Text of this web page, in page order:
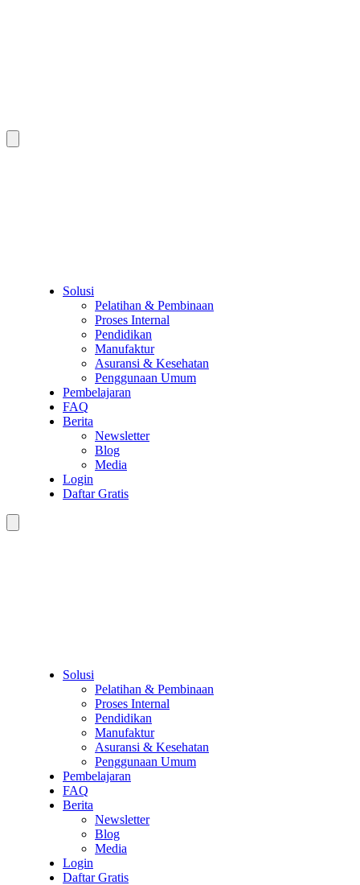
Solusi
Pelatihan & Pembinaan
Proses Internal
Pendidikan
Manufaktur
Asuransi & Kesehatan
Penggunaan Umum
Pembelajaran
FAQ
Berita
Newsletter
Blog
Media
Login
Daftar Gratis
Solusi
Pelatihan & Pembinaan
Proses Internal
Pendidikan
Manufaktur
Asuransi & Kesehatan
Penggunaan Umum
Pembelajaran
FAQ
Berita
Newsletter
Blog
Media
Login
Daftar Gratis